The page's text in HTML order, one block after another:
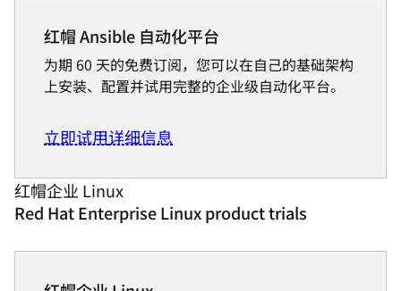
红帽 Ansible 自动化平台
为期 60 天的免费订阅，您可以在自己的基础架构
上安装、配置并试用完整的企业级自动化平台。
立即试用详细信息
红帽企业 Linux
Red Hat Enterprise Linux product trials